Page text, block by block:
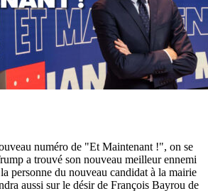
numéro de "Et Maintenant !", on se
a trouvé son nouveau meilleur ennemi
personne du nouveau candidat à la mairie
aussi sur le désir de François Bayrou de